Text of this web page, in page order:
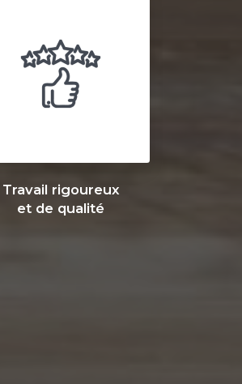
Travail rigoureux
et de qualité